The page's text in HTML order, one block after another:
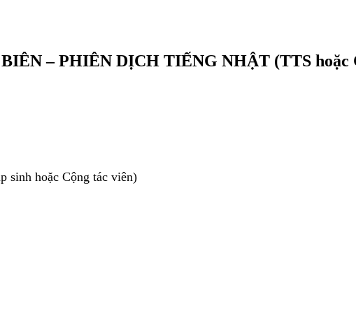
– PHIÊN DỊCH TIẾNG NHẬT (TTS hoặc
sinh hoặc Cộng tác viên)